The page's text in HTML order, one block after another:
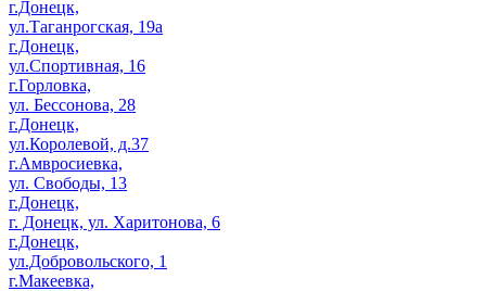
г.Донецк,
ул.Таганрогская, 19а
г.Донецк,
ул.Спортивная, 16
г.Горловка,
ул. Бессонова, 28
г.Донецк,
ул.Королевой, д.37
г.Амвросиевка,
ул. Свободы, 13
г.Донецк,
г. Донецк, ул. Харитонова, 6
г.Донецк,
ул.Добровольского, 1
г.Макеевка,